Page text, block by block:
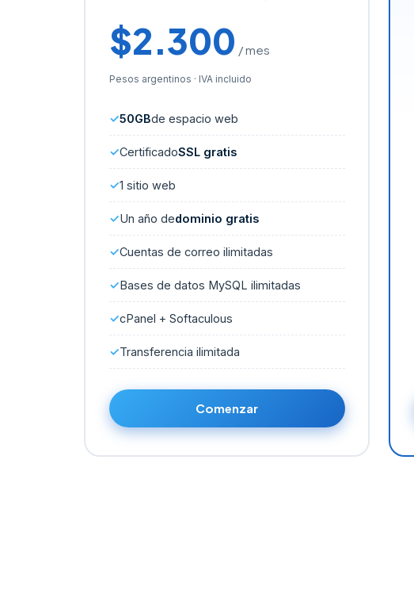
$2.300 / mes
Pesos argentinos · IVA incluido
50GBde espacio web
CertificadoSSL gratis
1 sitio web
Un año dedominio gratis
Cuentas de correo ilimitadas
Bases de datos MySQL ilimitadas
cPanel + Softaculous
Transferencia ilimitada
Comenzar